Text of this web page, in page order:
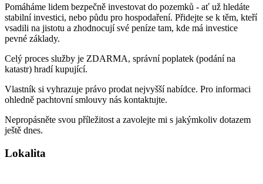
Pomáháme lidem bezpečně investovat do pozemků - ať už hledáte
stabilní investici, nebo půdu pro hospodaření. Přidejte se k těm, kteří
vsadili na jistotu a zhodnocují své peníze tam, kde má investice
pevné základy.
Celý proces služby je ZDARMA, správní poplatek (podání na
katastr) hradí kupující.
Vlastník si vyhrazuje právo prodat nejvyšší nabídce. Pro informaci
ohledně pachtovní smlouvy nás kontaktujte.
Nepropásněte svou příležitost a zavolejte mi s jakýmkoliv dotazem
ještě dnes.
Lokalita